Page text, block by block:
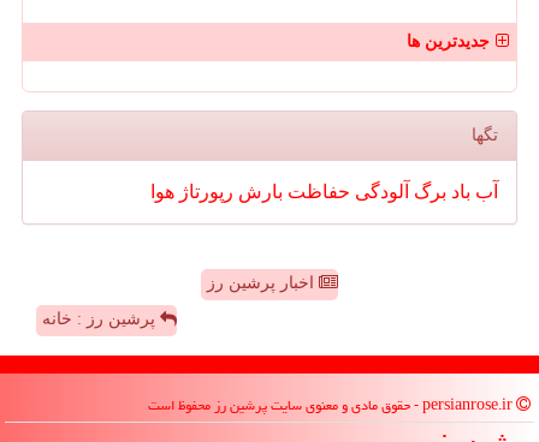
جدیدترین ها
تگها
آب باد برگ آلودگی حفاظت بارش رپورتاژ هوا
اخبار پرشین رز
پرشین رز : خانه